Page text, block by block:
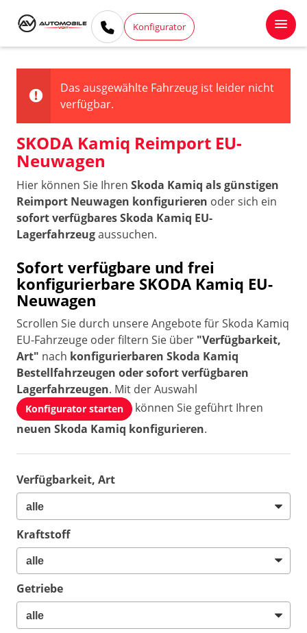
Konfigurator
Das ausgewählte Fahrzeug ist leider nicht
verfügbar.
SKODA Kamiq Reimport EU-
Neuwagen
Hier können Sie Ihren Skoda Kamiq als günstigen
Reimport Neuwagen konfigurieren oder sich ein
sofort verfügbares Skoda Kamiq EU-
Lagerfahrzeugaussuchen.
Sofort verfügbare und frei
konfigurierbare SKODA Kamiq EU-
Neuwagen
Scrollen Sie durch unsere Angebote für Skoda Kamiq
EU-Fahrzeuge oder filtern Sie über "Verfügbarkeit,
Art" nach konfigurierbaren Skoda Kamiq
Bestellfahrzeugen oder sofort verfügbaren
Lagerfahrzeugen. Mit der Auswahl
Konfigurator starten
können Sie geführt Ihren
neuen Skoda Kamiq konfigurieren.
Verfügbarkeit, Art
Kraftstoff
Getriebe